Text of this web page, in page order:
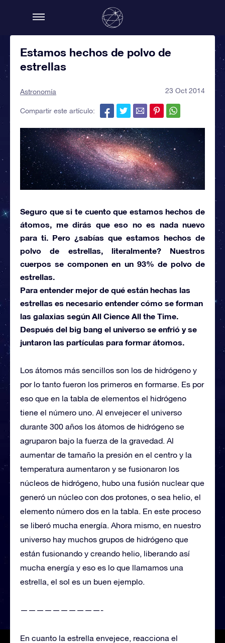
Estamos hechos de polvo de
estrellas
Astronomía 23 Oct 2014
Compartir este artículo:
Seguro que si te cuento que estamos hechos de
átomos, me dirás que eso no es nada nuevo
para ti. Pero ¿sabías que estamos hechos de
polvo de estrellas, literalmente? Nuestros
cuerpos se componen en un 93% de polvo de
estrellas.
Para entender mejor de qué están hechas las
estrellas es necesario entender cómo se forman
las galaxias según All Cience All the Time.
Después del big bang el universo se enfrió y se
juntaron las partículas para formar átomos.
Los átomos más sencillos son los de hidrógeno y
por lo tanto fueron los primeros en formarse. Es por
eso que en la tabla de elementos el hidrógeno
tiene el número uno. Al envejecer el universo
durante 300 años los átomos de hidrógeno se
agruparon bajo la fuerza de la gravedad. Al
aumentar de tamaño la presión en el centro y la
temperatura aumentaron y se fusionaron los
núcleos de hidrógeno, hubo una fusión nuclear que
generó un núcleo con dos protones, o sea helio, el
elemento número dos en la tabla. En este proceso
se liberó mucha energía. Ahora mismo, en nuestro
universo hay muchos grupos de hidrógeno que
están fusionando y creando helio, liberando así
mucha energía y eso es lo que llamamos una
estrella, el sol es un buen ejemplo.
——————————-
En cuanto la estrella envejece, reacciona el